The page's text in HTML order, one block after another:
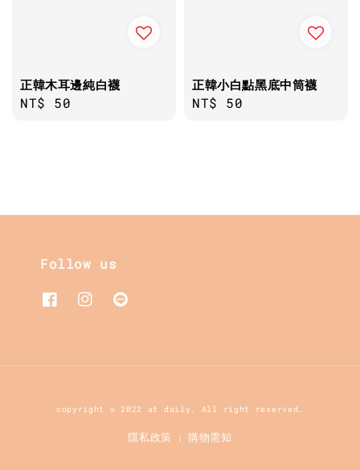
正韓木耳邊純白襪
Regular
NT$ 50
正韓小白點黑底中筒襪
Regular
NT$ 50
Follow us
copyright © 2022 at daily. All right reserved.
隱私政策 |購物需知